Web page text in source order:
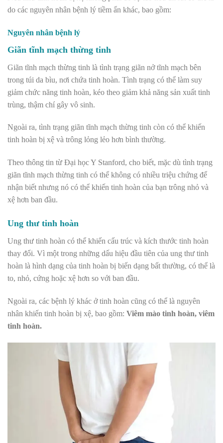
do các nguyên nhân bệnh lý tiềm ẩn khác, bao gồm:
Nguyên nhân bệnh lý
Giãn tĩnh mạch thừng tinh
Giãn tĩnh mạch thừng tinh là tình trạng giãn nở tĩnh mạch bên
trong túi da bìu, nơi chứa tinh hoàn. Tình trạng có thể làm suy
giảm chức năng tinh hoàn, kéo theo giảm khả năng sản xuất tinh
trùng, thậm chí gây vô sinh.
Ngoài ra, tình trạng giãn tĩnh mạch thừng tinh còn có thể khiến
tinh hoàn bị xệ và trông lỏng lẻo hơn bình thường.
Theo thông tin từ Đại học Y Stanford, cho biết, mặc dù tình trạng
giãn tĩnh mạch thừng tinh có thể không có nhiều triệu chứng để
nhận biết nhưng nó có thể khiến tinh hoàn của bạn trông nhỏ và
xệ hơn ban đầu.
Ung thư tinh hoàn
Ung thư tinh hoàn có thể khiến cấu trúc và kích thước tinh hoàn
thay đổi. Vì một trong những dấu hiệu đầu tiên của ung thư tinh
hoàn là hình dạng của tinh hoàn bị biến dạng bất thường, có thể là
to, nhỏ, cứng hoặc xệ hơn so với ban đầu.
Ngoài ra, các bệnh lý khác ở tinh hoàn cũng có thể là nguyên
nhân khiến tinh hoàn bị xệ, bao gồm: Viêm mào tinh hoàn, viêm
tinh hoàn.